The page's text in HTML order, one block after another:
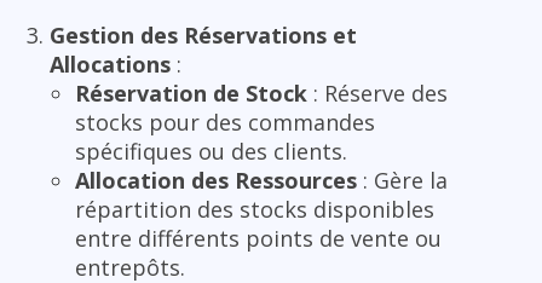
Gestion des Réservations et
Allocations :
Réservation de Stock : Réserve des
stocks pour des commandes
spécifiques ou des clients.
Allocation des Ressources : Gère la
répartition des stocks disponibles
entre différents points de vente ou
entrepôts.